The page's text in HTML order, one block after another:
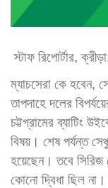
স্টাফ রিপোর্টার,
ম্যাচসেরা কে হবেন,
তাপদাহে দলের
চট্টগ্রামের ব্যাটিং
বিষয়। শেষ পর্যন্ত
হয়েছেন। তবে সিরিজ
কোনো দ্বিধা ছিল